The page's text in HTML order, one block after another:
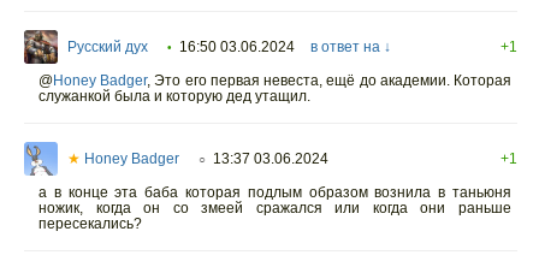
Русский дух • 16:50 03.06.2024 в ответ на ↓
+1
@Honey Badger, Это его первая невеста, ещё до академии. Которая
служанкой была и которую дед утащил.
★ Honey Badger ○ 13:37 03.06.2024
+1
а в конце эта баба которая подлым образом вознила в таньюня
ножик, когда он со змеей сражался или когда они раньше
пересекались?